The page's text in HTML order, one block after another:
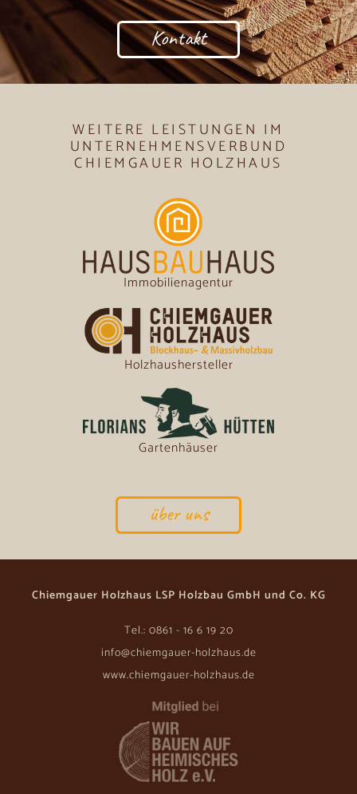
Kontakt
WEITERE LEISTUNGEN IM
UNTERNEHMENSVERBUND
CHIEMGAUER HOLZHAUS
Immobilienagentur
Holzhaushersteller
Gartenhäuser
über uns
Chiemgauer Holzhaus LSP Holzbau GmbH und Co. KG
Tel.: 0861 - 16 6 19 20
info@chiemgauer-holzhaus.de
www.chiemgauer-holzhaus.de